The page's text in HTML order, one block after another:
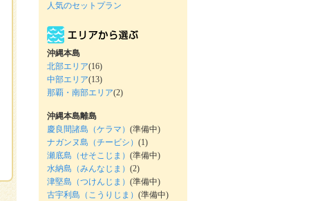
人気のセットプラン
沖縄本島
北部エリア(16)
中部エリア(13)
那覇・南部エリア(2)
沖縄本島離島
慶良間諸島（ケラマ） (準備中)
ナガンヌ島（チービシ） (1)
瀬底島（せそこじま） (準備中)
水納島（みんなじま） (2)
津堅島（つけんじま） (準備中)
古宇利島（こうりじま） (準備中)